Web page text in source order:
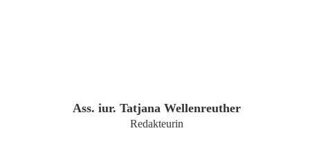
Ass. iur. Tatjana Wellenreuther
Redakteurin